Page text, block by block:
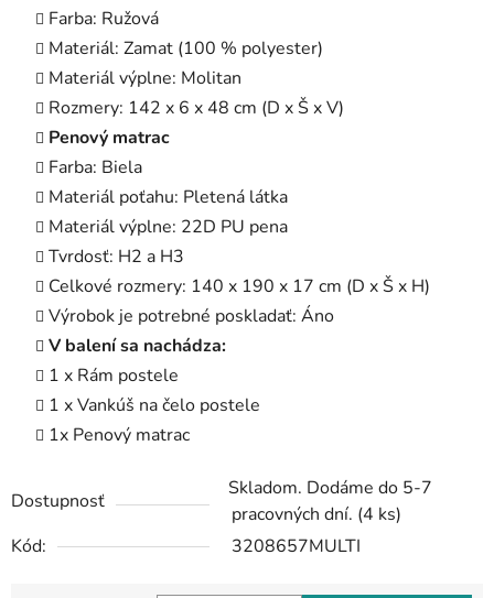
Farba: Ružová
Materiál: Zamat (100 % polyester)
Materiál výplne: Molitan
Rozmery: 142 x 6 x 48 cm (D x Š x V)
Penový matrac
Farba: Biela
Materiál poťahu: Pletená látka
Materiál výplne: 22D PU pena
Tvrdosť: H2 a H3
Celkové rozmery: 140 x 190 x 17 cm (D x Š x H)
Výrobok je potrebné poskladať: Áno
V balení sa nachádza:
1 x Rám postele
1 x Vankúš na čelo postele
1x Penový matrac
Dostupnosť
Skladom. Dodáme do 5-7
pracovných dní. (4 ks)
Kód:
3208657MULTI